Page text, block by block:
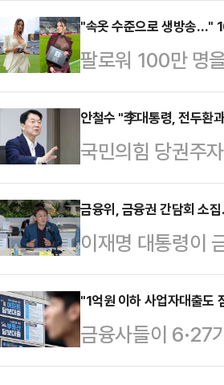
록했다.또한
평)을 구매한 후
스오브인디아 등
지역에서 국가방
다.의식을 잃은 A
다.병원에서 의식
남성에게 성폭행
이면 도착할 3.…
"속옷 수준으로 생방송…"
팔로워 100만 명
나의 과한 노출
에 따르면 엘레오
스타디움에서 열
착용했다.공개된
트와 브라톱 차림
셜미디어(SNS)
태의 상의 차림은
안철수 "李대통령, 전두환
국민의힘 당권주
해 '국민 임명식'
지 말라"고 지적
도 열었고, 국회
이냐"라며 이같이
이재명임을 모르
이상의 의미가 있
년…
금융위, 금융권 간담회 소
이재명 대통령이
부의 소상공인·첨
도 금융사가 생산
금융위는 28일 서
졌다.간담회는 권
"1억원 이하 사업자대출도
금융사들이 6·27
율 점검을 강화하